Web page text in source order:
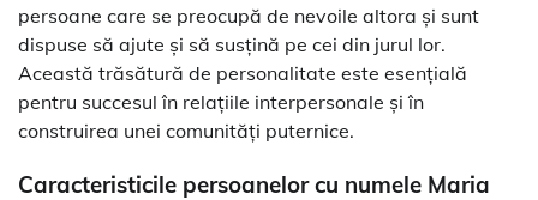
persoane care se preocupă de nevoile altora și sunt
dispuse să ajute și să susțină pe cei din jurul lor.
Această trăsătură de personalitate este esențială
pentru succesul în relațiile interpersonale și în
construirea unei comunități puternice.
Caracteristicile persoanelor cu numele Maria